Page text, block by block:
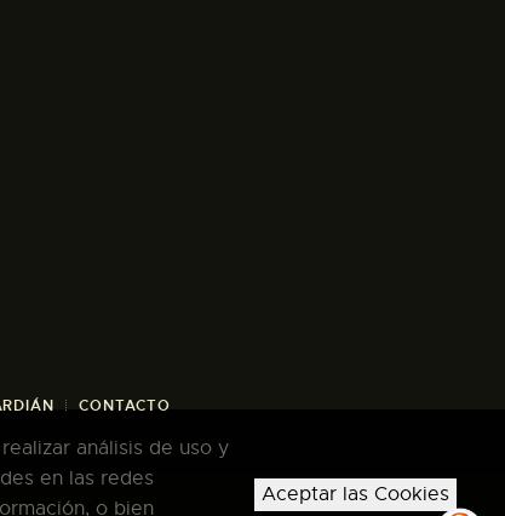
CONTACTO
análisis de uso y
en las redes
o bien
Aceptar las Cookies